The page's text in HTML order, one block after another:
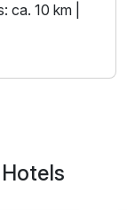
10 km |